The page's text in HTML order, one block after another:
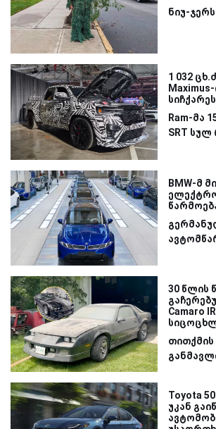
ნიუ-
1 032
Ram-მა
SRT სულ
BMW-მ
30 წლის
Camaro
Toyota
უკან